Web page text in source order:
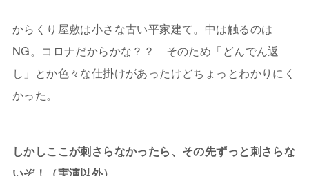
からくり屋敷は小さな古い平家建て。中は触るのは
NG。コロナだからかな？？ そのため「どんでん返
し」とか色々な仕掛けがあったけどちょっとわかりにく
かった。
しかしここが刺さらなかったら、その先ずっと刺さらな